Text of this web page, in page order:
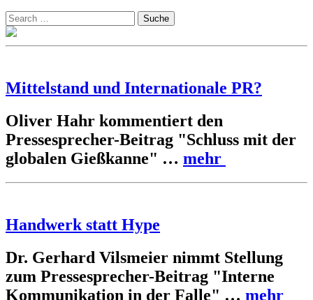
Suchen
nach:
Suche
Mittelstand und Internationale PR?
Oliver Hahr kommentiert den
Pressesprecher-Beitrag "Schluss mit der
globalen Gießkanne" … mehr
Handwerk statt Hype
Dr. Gerhard Vilsmeier nimmt Stellung
zum Pressesprecher-Beitrag "Interne
Kommunikation in der Falle" … mehr